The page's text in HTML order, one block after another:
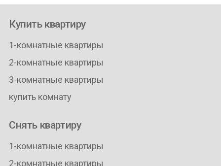
Купить квартиру
1-комнатные квартиры
2-комнатные квартиры
3-комнатные квартиры
купить комнату
Снять квартиру
1-комнатные квартиры
2-комнатные квартиры